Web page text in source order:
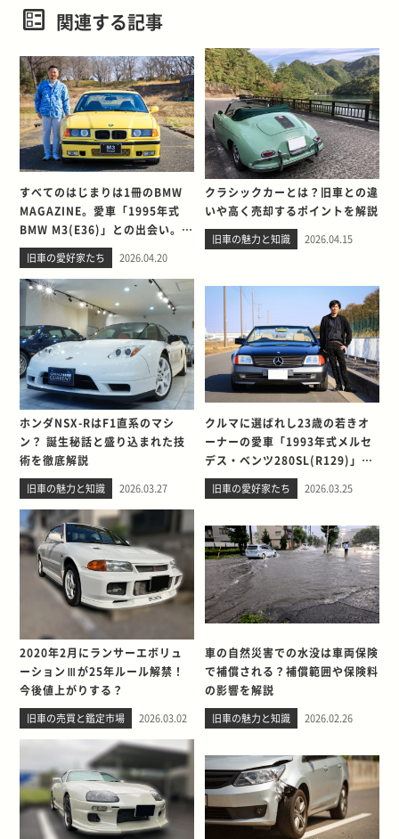
関連する記事
すべてのはじまりは1冊のBMW
MAGAZINE。愛車「1995年式
BMW M3(E36)」との出会い。そ
して別れを考える
旧車の愛好家たち 2026.04.20
クラシックカーとは？旧車との違
いや高く売却するポイントを解説
旧車の魅力と知識 2026.04.15
ホンダNSX-RはF1直系のマシ
ン？ 誕生秘話と盛り込まれた技
術を徹底解説
旧車の魅力と知識 2026.03.27
クルマに選ばれし23歳の若きオ
ーナーの愛車「1993年式メルセ
デス・ベンツ280SL(R129)」と
の出会い。そして別れを考える
旧車の愛好家たち 2026.03.25
2020年2月にランサーエボリュ
ーションⅢが25年ルール解禁！
今後値上がりする？
旧車の売買と鑑定市場 2026.03.02
車の自然災害での水没は車両保険
で補償される？補償範囲や保険料
の影響を解説
旧車の魅力と知識 2026.02.26